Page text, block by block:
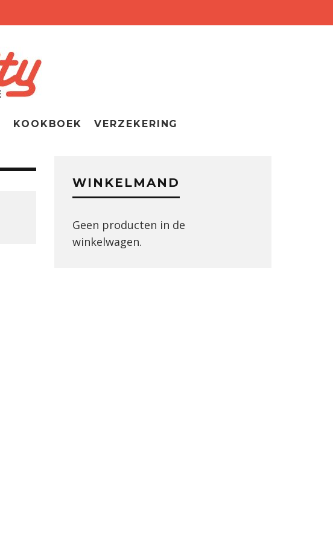
KOOKBOEK VERZEKERING
WINKELMAND
Geen producten in de
winkelwagen.